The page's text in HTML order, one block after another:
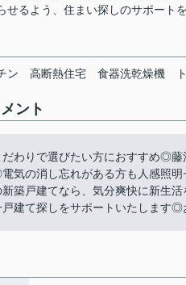
せるよう、住まい探しのサポート
ン 高断熱住宅 食器洗乾燥機
ント
だわりで選びたい方におすすめ◎藤
気の消し忘れがある方も人感照
新築戸建てなら、気分爽快に新生
戸建て探しをサポートいたします